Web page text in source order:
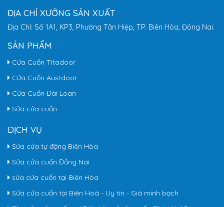
ĐỊA CHỈ XƯỞNG SẢN XUẤT
Địa Chỉ: Số 1A1, KP3, Phường Tân Hiệp, TP. Biên Hòa, Đồng Nai.
SẢN PHẨM
Cửa Cuốn Titadoor
Cửa Cuốn Austdoor
Cửa Cuốn Đài Loan
Sửa cửa cuốn
DỊCH VỤ
Sửa cửa tự động Biên Hòa
Sửa cửa cuốn Đồng Nai
sửa cửa cuốn tại Biên Hòa
Sửa cửa cuốn tại Biên Hoà - Uy tín - Giá minh bạch